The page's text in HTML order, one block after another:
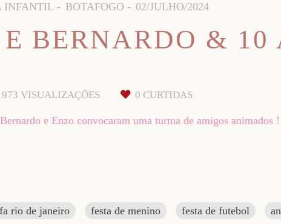
INFANTIL BOTAFOGO 02/JULHO/2024
BERNARDO & 10
973 VISUALIZAÇÕES 0 CURTIDAS
e Enzo convocaram uma turma de amigos animados !
rio de janeiro festa de menino festa de futebol